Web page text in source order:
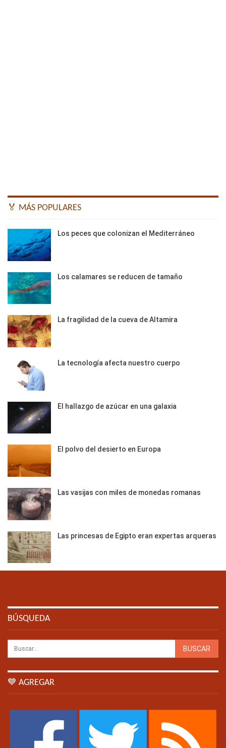
🏅 MÁS POPULARES
Los peces que colonizan el Mediterráneo
Los calamares se reducen de tamaño
La fragilidad de la cueva de Altamira
La tecnología afecta nuestro cuerpo
El hallazgo de azúcar en una galaxia
El polvo del desierto en Europa
Las vasijas con miles de monedas romanas
Las princesas de Egipto eran expertas arqueras
BÚSQUEDA
💙 AGREGAR